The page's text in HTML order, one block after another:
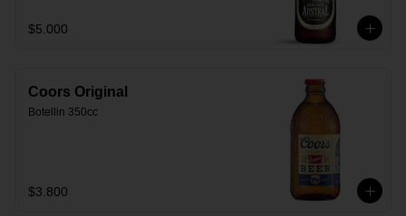
$5.000
Coors Original
Botellin 350cc
$3.800